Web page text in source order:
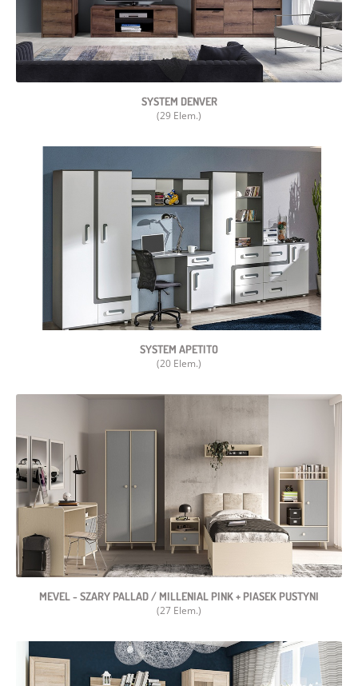
SYSTEM DENVER
(29 Elem.)
SYSTEM APETITO
(20 Elem.)
MEVEL - SZARY PALLAD / MILLENIAL PINK + PIASEK PUSTYNI
(27 Elem.)